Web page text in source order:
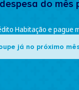
do mês
Habitação e pague
já no próximo